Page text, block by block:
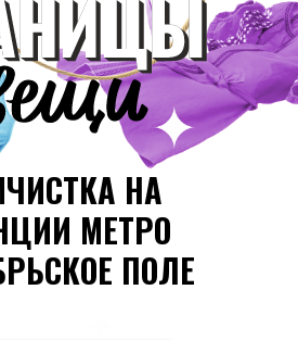
НА
МЕТРО
ПОЛЕ